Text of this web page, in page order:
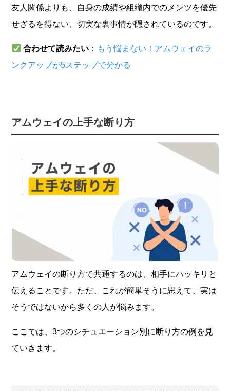
友人関係よりも、自身の成績や組織内でのメンツを優先
せざるを得ない、切実な裏事情が隠されているのです。
合わせて読みたい： もう悩まない！アムウェイのラ
ンクアップが5ステップで分かる
アムウェイの上手な断り方
アムウェイの断り方で共通するのは、相手にハッキリと
伝えることです。ただ、これが簡単そうに思えて、実は
そうではないから多くの人が悩みます。
ここでは、3つのシチュエーション別に断り方の例を見
ていきます。